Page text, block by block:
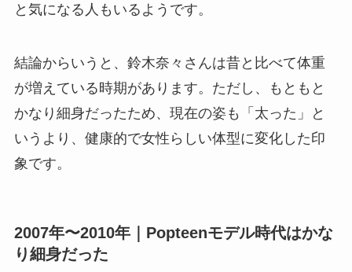
と気になる人もいるようです。
結論からいうと、鈴木奈々さんは昔と比べて体重
が増えている時期があります。ただし、もともと
かなり細身だったため、現在の姿も「太った」と
いうより、健康的で女性らしい体型に変化した印
象です。
2007年〜2010年｜Popteenモデル時代はかな
り細身だった